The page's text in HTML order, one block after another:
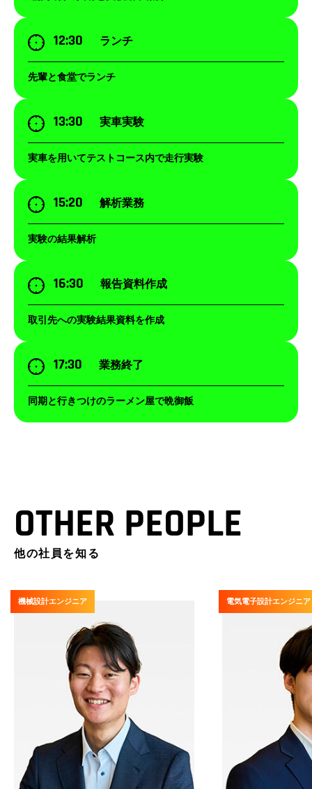
12:30 ランチ
先輩と食堂でランチ
13:30 実車実験
実車を用いてテストコース内で走行実験
15:20 解析業務
実験の結果解析
16:30 報告資料作成
取引先への実験結果資料を作成
17:30 業務終了
同期と行きつけのラーメン屋で晩御飯
OTHER PEOPLE
他の社員を知る
機械設計エンジニア 電気電子設計エンジニア